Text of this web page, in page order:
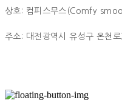
상호: 컴피스무스(Comfy
주소: 대전광역시 유성구 온천